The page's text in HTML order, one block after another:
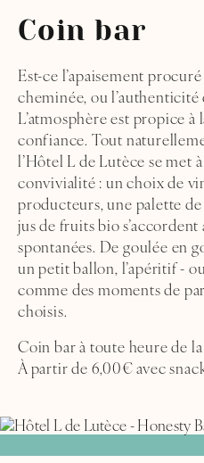
Coin bar
Est-ce l’apaisement
cheminée, ou l’authenticité
L’atmosphère est propice à
confiance. Tout
l’Hôtel L de Lutèce se met
convivialité : un choix de
producteurs, une palette
jus de fruits bio s’accordent
spontanées. De goulée en
un petit ballon, l’apéritif -
comme des moments de
choisis.
Coin bar à toute heure de
À partir de 6,00€ avec